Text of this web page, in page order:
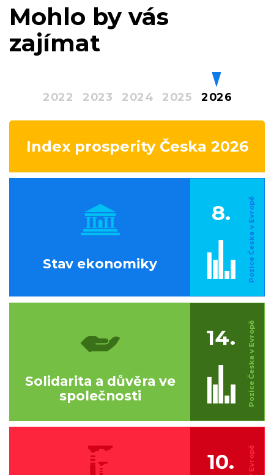
Mohlo by vás
zajímat
2022 2023 2024 2025 2026
Index prosperity Česka 2026
Stav ekonomiky
8.
Solidarita a důvěra ve
společnosti
14.
10.